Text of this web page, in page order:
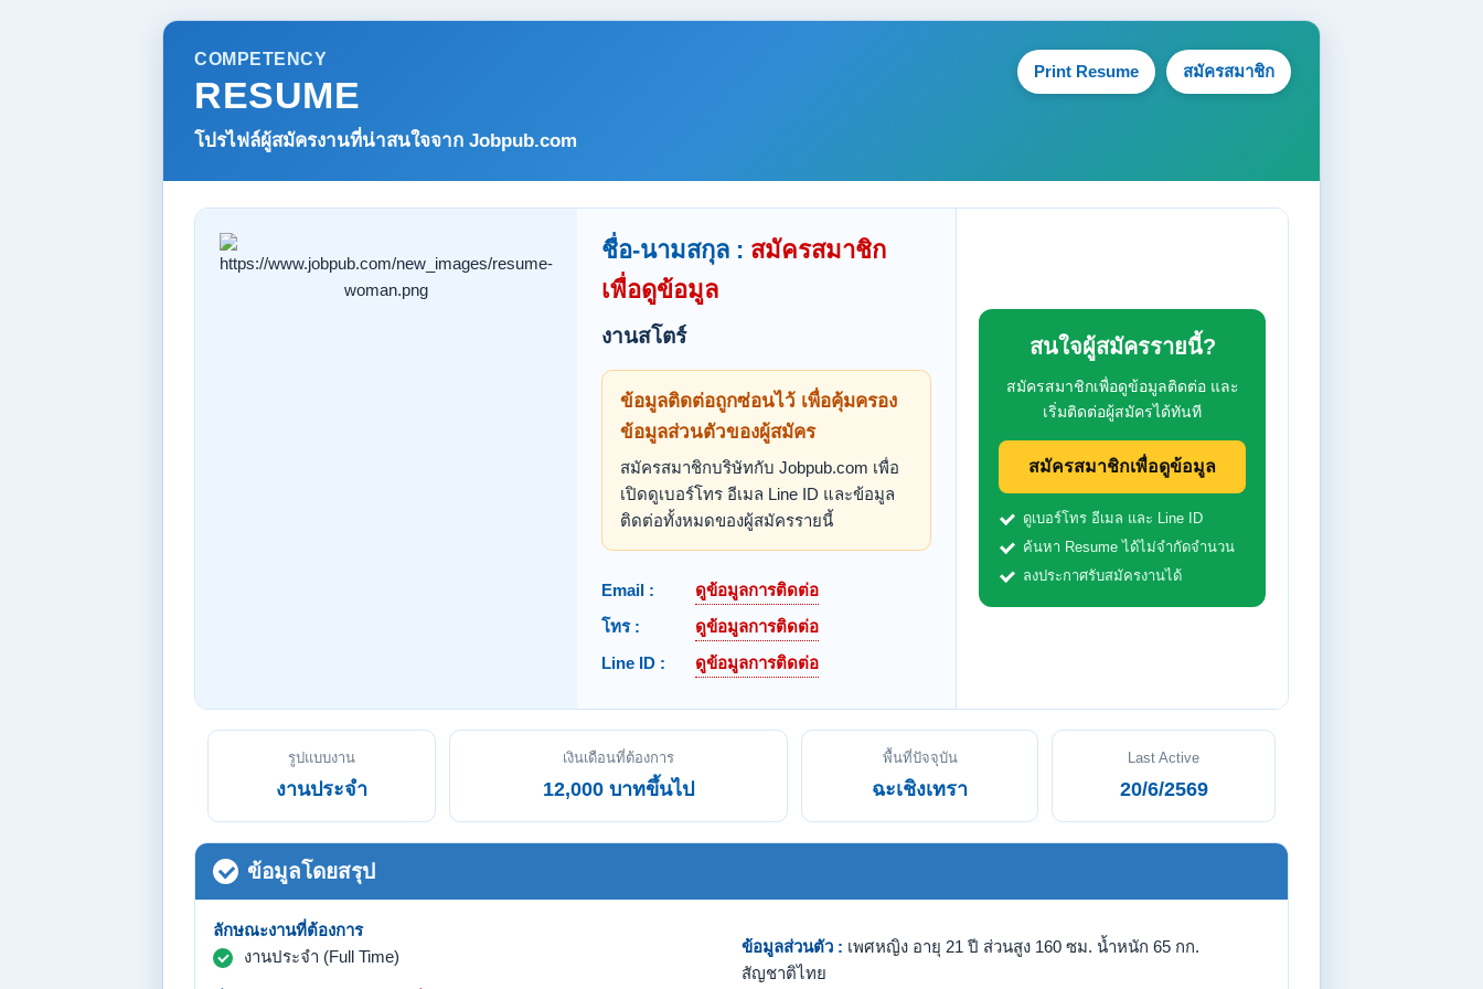
COMPETENCY
RESUME
โปรไฟล์ผู้สมัครงานที่น่าสนใจจาก Jobpub.com
Print Resume สมัครสมาชิก
ชื่อ-นามสกุล : สมัครสมาชิก
เพื่อดูข้อมูล
งานสโตร์
ข้อมูลติดต่อถูกซ่อนไว้ เพื่อคุ้มครอง
ข้อมูลส่วนตัวของผู้สมัคร
สมัครสมาชิกบริษัทกับ Jobpub.com เพื่อ
เปิดดูเบอร์โทร อีเมล Line ID และข้อมูล
ติดต่อทั้งหมดของผู้สมัครรายนี้
Email :
ดูข้อมูลการติดต่อ
โทร :
ดูข้อมูลการติดต่อ
Line ID :
ดูข้อมูลการติดต่อ
สนใจผู้สมัครรายนี้?
สมัครสมาชิกเพื่อดูข้อมูลติดต่อ และ
เริ่มติดต่อผู้สมัครได้ทันที
สมัครสมาชิกเพื่อดูข้อมูล
ดูเบอร์โทร อีเมล และ Line ID
ค้นหา Resume ได้ไม่จำกัดจำนวน
ลงประกาศรับสมัครงานได้
รูปแบบงาน
งานประจำ
เงินเดือนที่ต้องการ
12,000 บาทขึ้นไป
พื้นที่ปัจจุบัน
ฉะเชิงเทรา
Last Active
20/6/2569
ข้อมูลโดยสรุป
ลักษณะงานที่ต้องการ
งานประจำ (Full Time)
ข้อมูลส่วนตัว : เพศหญิง อายุ 21 ปี ส่วนสูง 160 ซม. น้ำหนัก 65 กก.
สัญชาติไทย